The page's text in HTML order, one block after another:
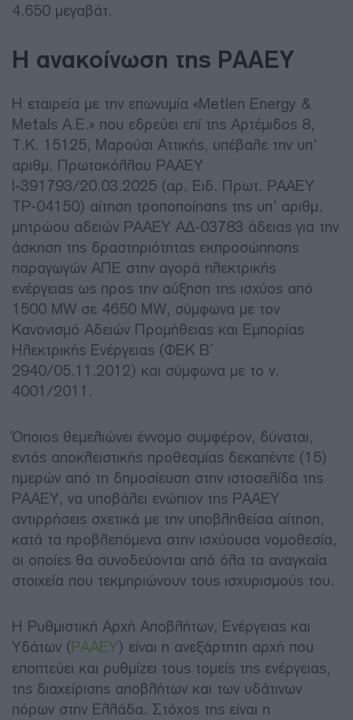
4.650 μεγαβάτ.
Η ανακοίνωση της ΡΑΑΕΥ
Η εταιρεία με την επωνυμία «Metlen Energy &
Metals Α.Ε.» που εδρεύει επί της Αρτέμιδος 8,
Τ.Κ. 15125, Μαρούσι Αττικής, υπέβαλε την υπ’
αριθμ. Πρωτοκόλλου ΡΑΑΕΥ
Ι-391793/20.03.2025 (αρ. Ειδ. Πρωτ. ΡΑΑΕΥ
ΤΡ-04150) αίτηση τροποποίησης της υπ’ αριθμ.
μητρώου αδειών ΡΑΑΕΥ ΑΔ-03783 άδειας για την
άσκηση της δραστηριότητας εκπροσώπησης
παραγωγών ΑΠΕ στην αγορά ηλεκτρικής
ενέργειας ως προς την αύξηση της ισχύος από
1500 MW σε 4650 MW, σύμφωνα με τον
Κανονισμό Αδειών Προμήθειας και Εμπορίας
Ηλεκτρικής Ενέργειας (ΦΕΚ Β΄
2940/05.11.2012) και σύμφωνα με το ν.
4001/2011.
Όποιος θεμελιώνει έννομο συμφέρον, δύναται,
εντός αποκλειστικής προθεσμίας δεκαπέντε (15)
ημερών από τη δημοσίευση στην ιστοσελίδα της
ΡΑΑΕΥ, να υποβάλει ενώπιον της ΡΑΑΕΥ
αντιρρήσεις σχετικά με την υποβληθείσα αίτηση,
κατά τα προβλεπόμενα στην ισχύουσα νομοθεσία,
οι οποίες θα συνοδεύονται από όλα τα αναγκαία
στοιχεία που τεκμηριώνουν τους ισχυρισμούς του.
Η Ρυθμιστική Αρχή Αποβλήτων, Ενέργειας και
Υδάτων (ΡΑΑΕΥ) είναι η ανεξάρτητη αρχή που
εποπτεύει και ρυθμίζει τους τομείς της ενέργειας,
της διαχείρισης αποβλήτων και των υδάτινων
πόρων στην Ελλάδα. Στόχος της είναι η